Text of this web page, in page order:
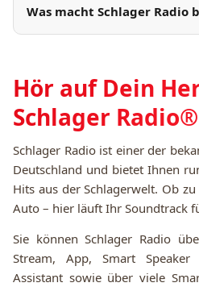
genießen.
erwarten: bekannte
Schlager Hits – klar
Was macht Schlager Radio
Lieblingssongs, beliebte
News aus der Region–
Unterschied.
Hör auf Dein
Schlager Radio®
Schlager Radio ist einer der
Deutschland und bietet Ihnen
Hits aus der Schlagerwelt. Ob
Auto – hier läuft Ihr Soundtrack
Sie können Schlager Radio
Stream, App, Smart
Assistant sowie über viele